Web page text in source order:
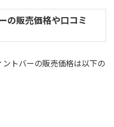
の販売価格や口コミ
トバーの販売価格は以下の